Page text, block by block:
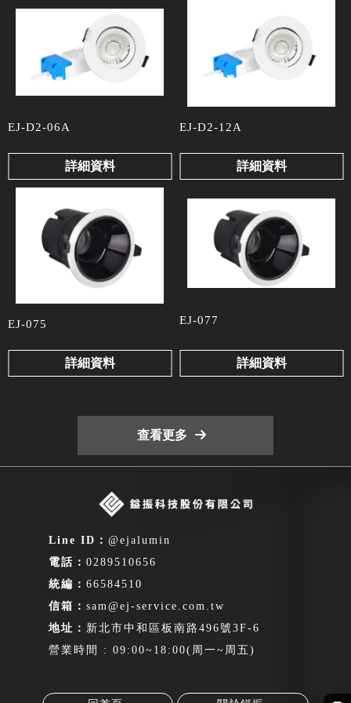
EJ-D2-06A
詳細資料
EJ-D2-12A
詳細資料
EJ-075
詳細資料
EJ-077
詳細資料
查看更多
@ejalumin
0289510656
66584510
sam@ej-service.com.tw
新北市中和區板南路496號3F-6
營業時間 : 09:00~18:00(周一~周五)